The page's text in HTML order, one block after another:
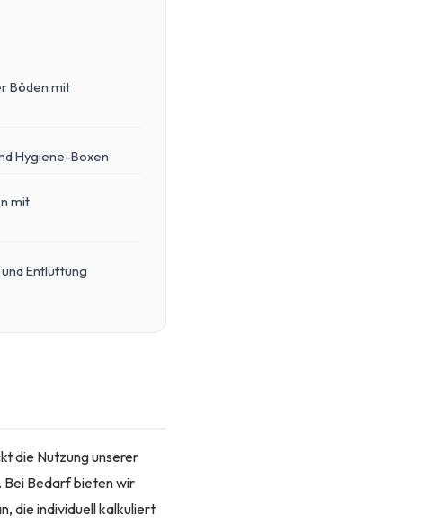
Böden mit
Hygiene-Boxen
mit
Entlüftung
die Nutzung unserer
Bei Bedarf bieten wir
die individuell kalkuliert